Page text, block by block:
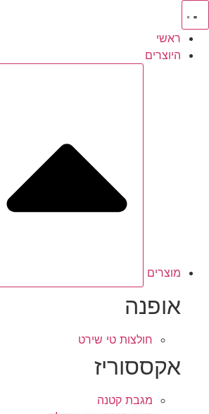
לתוכן
ראשי
היוצרים
מוצרים
אופנה
חולצות טי שירט
אקססוריז
מגבת קטנה